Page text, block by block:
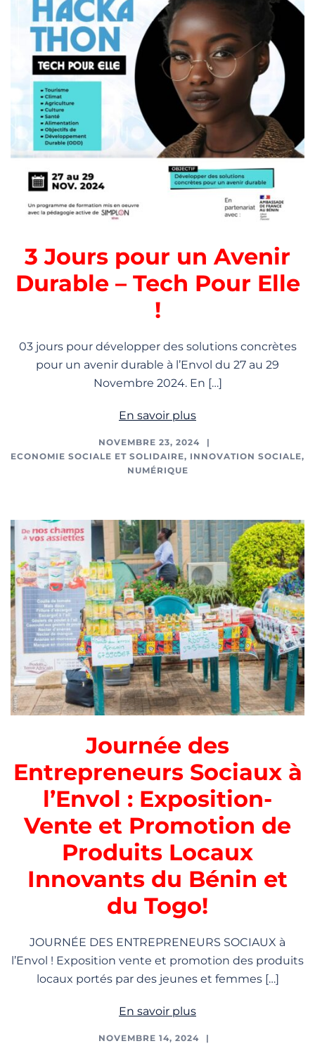
3 Jours pour un Avenir
Durable – Tech Pour Elle
!
03 jours pour développer des solutions concrètes
pour un avenir durable à l’Envol du 27 au 29
Novembre 2024. En […]
En savoir plus
NOVEMBRE 23, 2024
ECONOMIE SOCIALE ET SOLIDAIRE, INNOVATION SOCIALE,
NUMÉRIQUE
Journée des
Entrepreneurs Sociaux à
l’Envol : Exposition-
Vente et Promotion de
Produits Locaux
Innovants du Bénin et
du Togo!
JOURNÉE DES ENTREPRENEURS SOCIAUX à
l’Envol ! Exposition vente et promotion des produits
locaux portés par des jeunes et femmes […]
En savoir plus
NOVEMBRE 14, 2024